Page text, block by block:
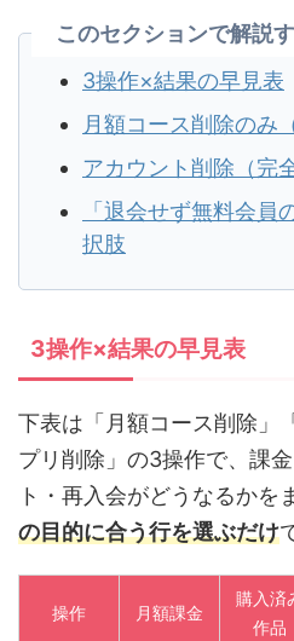
このセクションで解説
3操作×結果の早見表
月額コース削除のみ
アカウント削除（完
「退会せず無料会員
択肢
3操作×結果の早見表
下表は「月額コース削除」
プリ削除」の3操作で、課
ト・再入会がどうなるかを
の目的に合う行を選ぶだけ
操作 月額課金
購入済
作品